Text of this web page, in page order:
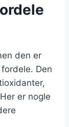
den er
Den
er nogle